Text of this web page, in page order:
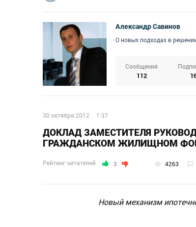
Александр Савинов
О новых подходах в
Сообщения
112
30 октября 2012 1:37
ДОКЛАД ЗАМЕСТИТЕЛЯ
ГРАЖДАНСКОМ ЖИЛИЩНОМ
Рейтинг читателей 3 4263
Новый механизм